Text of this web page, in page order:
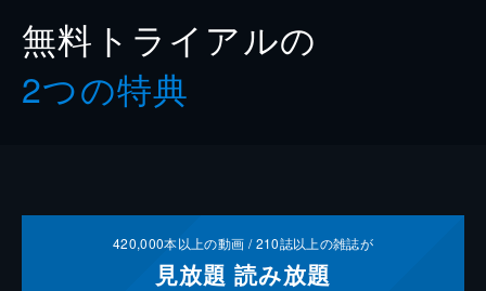
無料トライアルの
2つの特典
420,000本以上の動画 /210誌以上の雑誌が
見放題 読み放題